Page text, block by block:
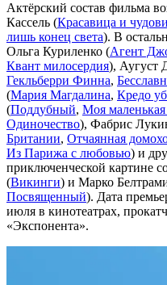
Актёрский состав фильма
Кассель (Красавица и
лишь конец света). В
Ольга Куриленко (Агент
Квант милосердия), Аугуст
Гекльберри Финна,
(Мария Магдалина, Кредо
(Поддубный, Моя
Одиночество), Фабрис
Британии, Отчаянная
Из Парижа с любовью) и
приключенческой картине
(Викинги) и Марко
Посвященный). Дата
июля в кинотеатрах,
«Экспонента».